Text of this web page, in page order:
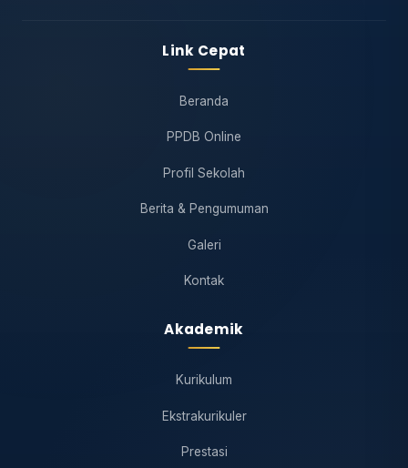
Link Cepat
Beranda
PPDB Online
Profil Sekolah
Berita & Pengumuman
Galeri
Kontak
Akademik
Kurikulum
Ekstrakurikuler
Prestasi